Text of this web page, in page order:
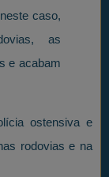
caso,
as
e acabam
ostensiva e
rodovias e na